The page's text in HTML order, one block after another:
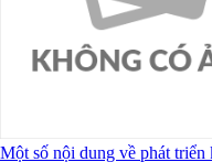
Một số nội dung về phát